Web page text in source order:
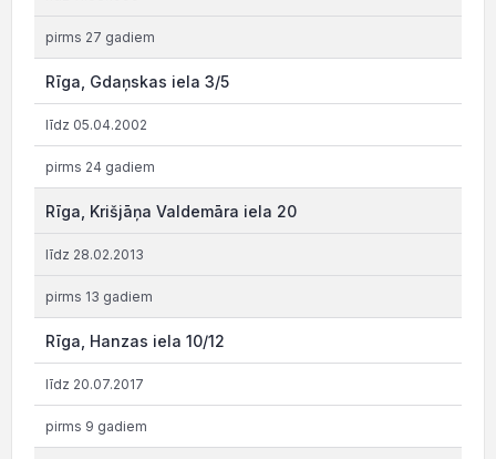
pirms 27 gadiem
Rīga, Gdaņskas iela 3/5
līdz 05.04.2002
pirms 24 gadiem
Rīga, Krišjāņa Valdemāra iela 20
līdz 28.02.2013
pirms 13 gadiem
Rīga, Hanzas iela 10/12
līdz 20.07.2017
pirms 9 gadiem